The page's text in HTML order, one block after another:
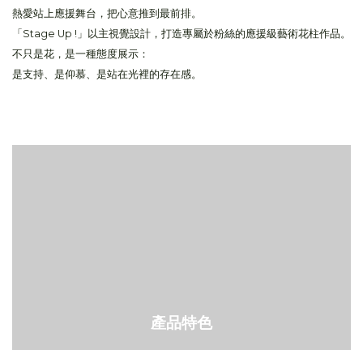
熱愛站上應援舞台，把心意推到最前排。
「Stage Up !」以主視覺設計，打造專屬於粉絲的應援級藝術花柱作品。
不只是花，是一種態度展示：
是支持、是仰慕、是站在光裡的存在感。
產品特色